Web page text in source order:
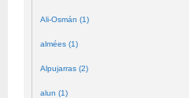
Ali-Osmán (1)
almées (1)
Alpujarras (2)
alun (1)